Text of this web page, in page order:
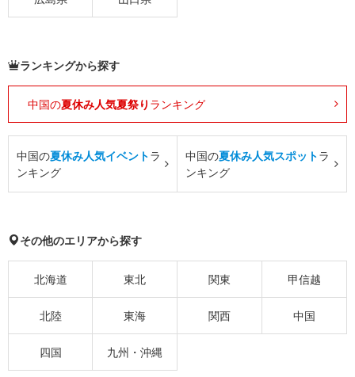
ランキングから探す
中国の夏休み人気夏祭り ランキング
中国の夏休み人気イベントラ
ンキング
中国の夏休み人気スポットラ
ンキング
その他のエリアから探す
北海道 東北 関東 甲信越
北陸 東海 関西 中国
四国 九州・沖縄